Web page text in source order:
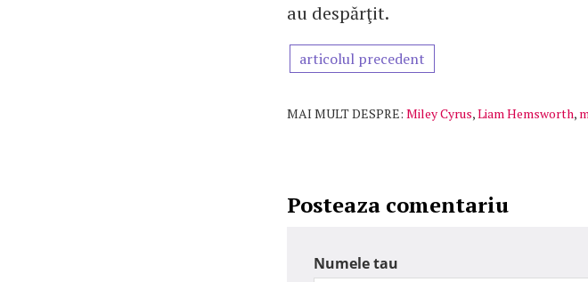
au despărţit.
articolul precedent
MAI MULT DESPRE: Miley Cyrus,Liam Hemsworth,
Posteaza comentariu
Numele tau